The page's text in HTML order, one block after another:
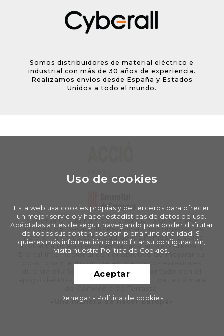
Somos distribuidores de material eléctrico e
industrial con más de 30 años de experiencia.
Realizamos envíos desde España y Estados
Unidos a todo el mundo.
Cyberall Group ha sido beneficiaria del Fondo
Europeo de Desarrollo Regional cuyo objetivo es
mejorar la competitividad de las Pymes y gracias
al cual ha puesto en marcha un Plan de Marketing
Digital Internacional con el objetivo de mejorar su
posicionamiento online en mercados exteriores
durante el año 2020. Para ello ha contado con el
apoyo del Programa XPANDE DIGITAL de la Cámara
«Una manera de hacer Europa»
Uso de cookies
Esta web usa cookies propias y de terceros para ofrecer
un mejor servicio y hacer estadísticas de datos de uso.
Acéptalas antes de seguir navegando para poder disfrutar
de todos sus contenidos con plena funcionalidad. Si
quieres más información o modificar su configuración,
visita nuestra Política de Cookies.
Aceptar
Denegar - Política de cookies